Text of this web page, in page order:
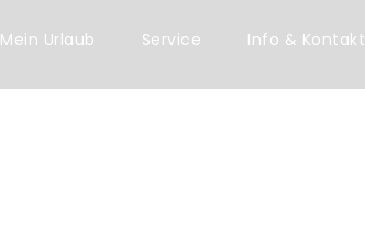
Mein Urlaub Service Info & Kontakt